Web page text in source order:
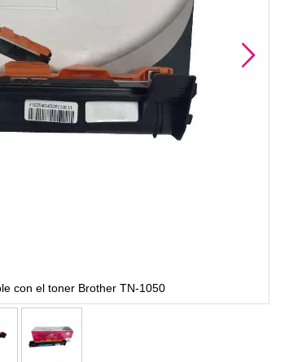
con el toner Brother TN-1050